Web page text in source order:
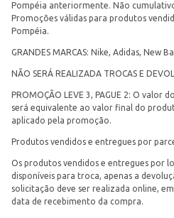
Pompéia anteriormente. Não
Promoções válidas para produtos
Pompéia.
GRANDES MARCAS: Nike, Adidas, New
NÃO SERÁ REALIZADA TROCAS E
PROMOÇÃO LEVE 3, PAGUE 2: O valor
será equivalente ao valor final do
aplicado pela promoção.
Produtos vendidos e entregues por
Os produtos vendidos e entregues por
disponíveis para troca, apenas a
solicitação deve ser realizada online,
data de recebimento da compra.